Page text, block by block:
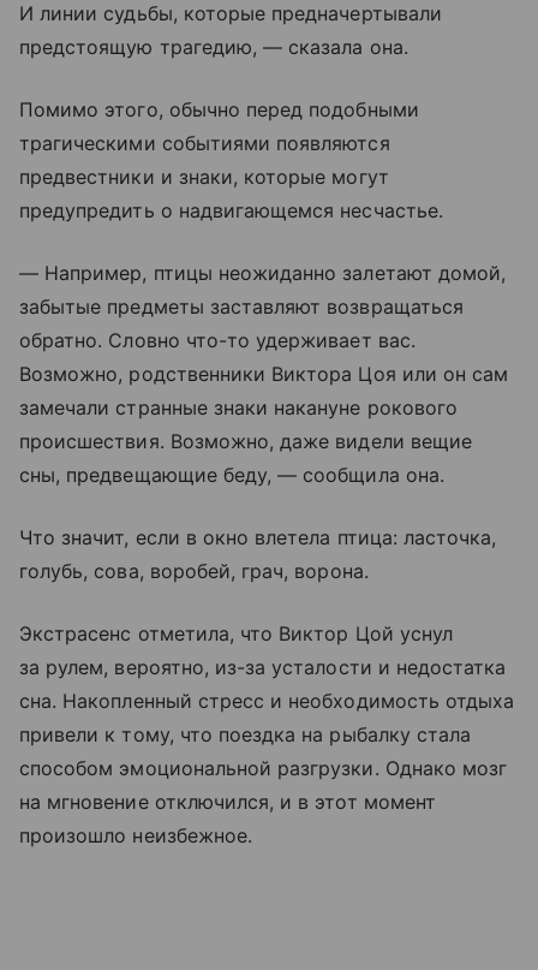
И линии судьбы, которые предначертывали
предстоящую трагедию, — сказала она.
Помимо этого, обычно перед подобными
трагическими событиями появляются
предвестники и знаки, которые могут
предупредить о надвигающемся несчастье.
— Например, птицы неожиданно залетают домой,
забытые предметы заставляют возвращаться
обратно. Словно что-то удерживает вас.
Возможно, родственники Виктора Цоя или он сам
замечали странные знаки накануне рокового
происшествия. Возможно, даже видели вещие
сны, предвещающие беду, — сообщила она.
Что значит, если в окно влетела птица: ласточка,
голубь, сова, воробей, грач, ворона.
Экстрасенс отметила, что Виктор Цой уснул
за рулем, вероятно, из-за усталости и недостатка
сна. Накопленный стресс и необходимость отдыха
привели к тому, что поездка на рыбалку стала
способом эмоциональной разгрузки. Однако мозг
на мгновение отключился, и в этот момент
произошло неизбежное.